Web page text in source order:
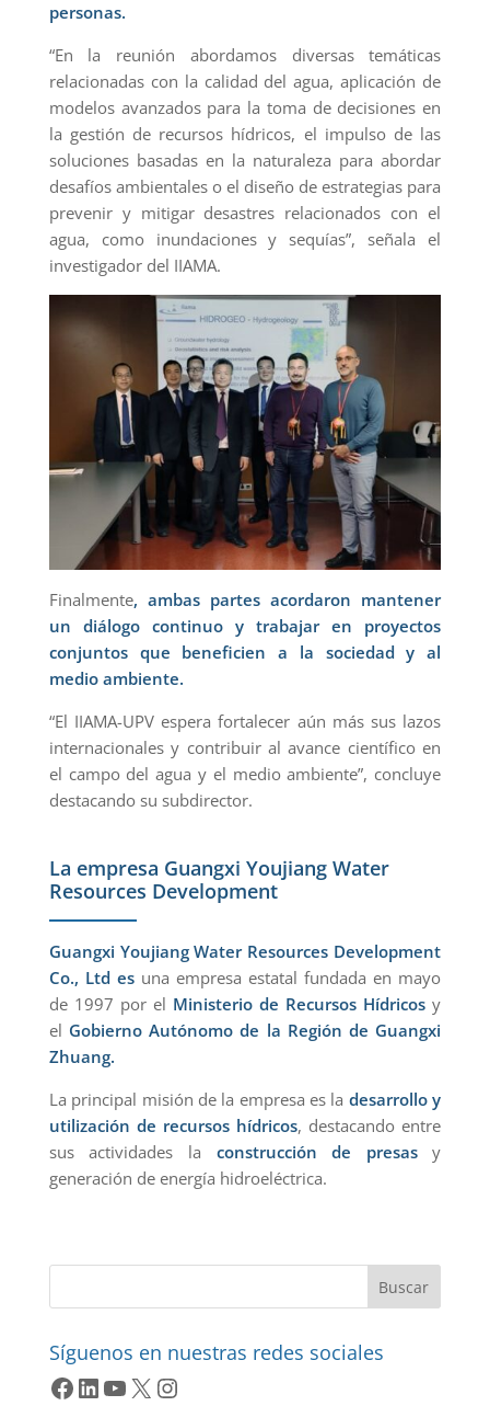
personas.
“En la reunión abordamos diversas temáticas
relacionadas con la calidad del agua, aplicación de
modelos avanzados para la toma de decisiones en
la gestión de recursos hídricos, el impulso de las
soluciones basadas en la naturaleza para abordar
desafíos ambientales o el diseño de estrategias para
prevenir y mitigar desastres relacionados con el
agua, como inundaciones y sequías”, señala el
investigador del IIAMA.
Finalmente, ambas partes acordaron mantener
un diálogo continuo y trabajar en proyectos
conjuntos que beneficien a la sociedad y al
medio ambiente.
“El IIAMA-UPV espera fortalecer aún más sus lazos
internacionales y contribuir al avance científico en
el campo del agua y el medio ambiente”, concluye
destacando su subdirector.
La empresa Guangxi Youjiang Water
Resources Development
Guangxi Youjiang Water Resources Development
Co., Ltd esuna empresa estatal fundada en mayo
de 1997 por el Ministerio de Recursos Hídricos y
el Gobierno Autónomo de la Región de Guangxi
Zhuang.
La principal misión de la empresa es la desarrollo y
utilización de recursos hídricos, destacando entre
sus actividades la construcción de presasy
generación de energía hidroeléctrica.
Buscar
Síguenos en nuestras redes sociales
Facebook
LinkedIn
YouTube
X Instagram